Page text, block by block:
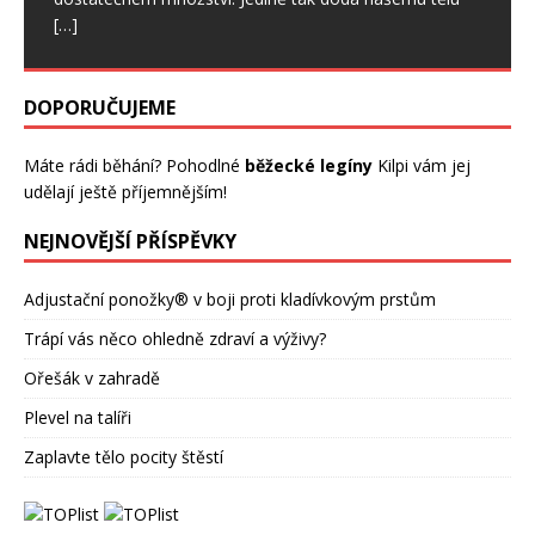
[…]
DOPORUČUJEME
Máte rádi běhání? Pohodlné běžecké legíny Kilpi vám jej
udělají ještě příjemnějším!
NEJNOVĚJŠÍ PŘÍSPĚVKY
Adjustační ponožky® v boji proti kladívkovým prstům
Trápí vás něco ohledně zdraví a výživy?
Ořešák v zahradě
Plevel na talíři
Zaplavte tělo pocity štěstí